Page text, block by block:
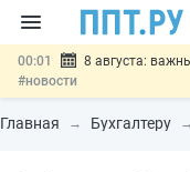
00:01
8 августа:
#новости
07.08 Подписан закон о
«Честный знак»#новости
Главная Бухгалтеру